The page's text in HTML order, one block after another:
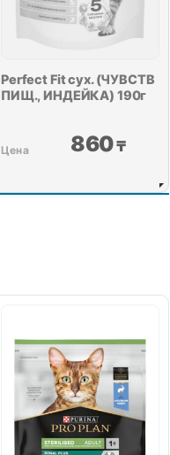
Perfect Fit сух. (ЧУВСТВ
ПИЩ., ИНДЕЙКА) 190г
860₸